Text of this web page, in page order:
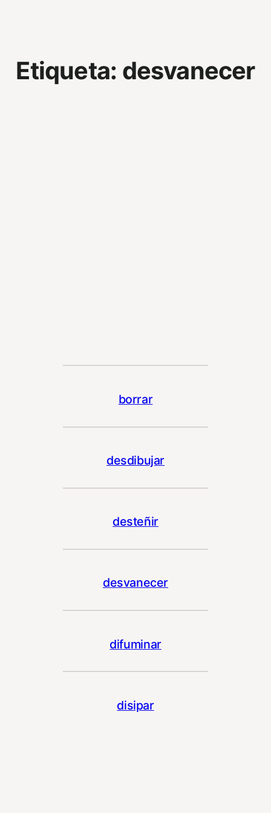
Etiqueta: desvanecer
borrar
desdibujar
desteñir
desvanecer
difuminar
disipar